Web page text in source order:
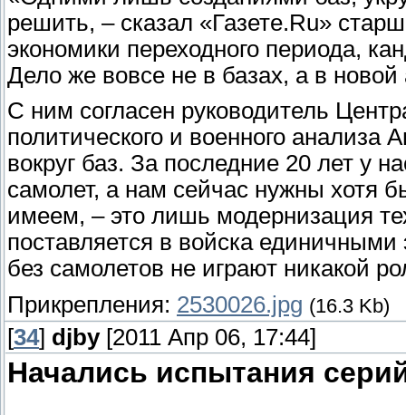
решить, – сказал «Газете.Ru»
экономики переходного периода,
Дело же вовсе не в базах, а в новой
С ним согласен руководитель
политического и военного анализа
вокруг баз. За последние 20 лет у
самолет, а нам сейчас нужны хотя
имеем, – это лишь модернизация
поставляется в войска
без самолетов не играют никакой
Прикрепления: 2530026.jpg (16.3 Kb)
[34] djby[2011 Апр 06, 17:44]
Начались испытания